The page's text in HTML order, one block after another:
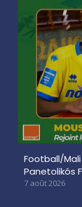
Football/
Panetolikós
7 août 2026